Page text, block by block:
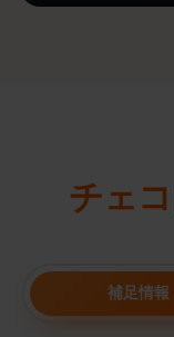
チェコ
補足情報